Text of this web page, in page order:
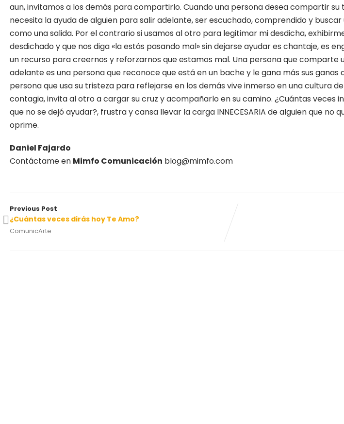
aun, invitamos a los demás para compartirlo. Cuando una persona desea compartir
necesita la ayuda de alguien para salir adelante, ser escuchado, comprendido y buscar
como una salida. Por el contrario si usamos al otro para legitimar mi desdicha,
desdichado y que nos diga «la estás pasando mal» sin dejarse ayudar es chantaje, es
un recurso para creernos y reforzarnos que estamos mal. Una persona que comparte
adelante es una persona que reconoce que está en un bache y le gana más sus ganas
persona que usa su tristeza para reflejarse en los demás vive inmerso en una cultura
contagia, invita al otro a cargar su cruz y acompañarlo en su camino. ¿Cuántas veces
que no se dejó ayudar?, frustra y cansa llevar la carga INNECESARIA de alguien que no
oprime.
Daniel Fajardo
Contáctame en Mimfo Comunicación blog@mimfo.com
Previous Post
¿Cuántas veces dirás hoy Te Amo?
ComunicArte